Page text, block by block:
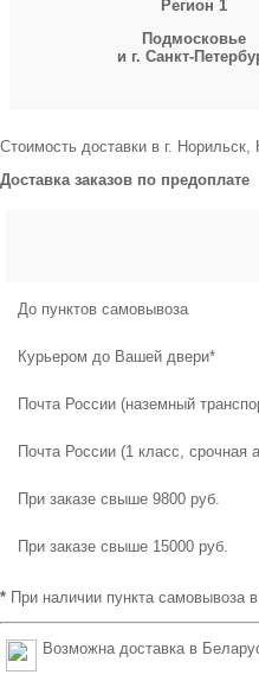
Регион 1
Подмосковье
и г. Санкт-
Стоимость доставки в г.
Доставка заказов по предоплате
До пунктов самовывоза
Курьером до Вашей двери*
Почта России (наземный
Почта России (1 класс, срочная
При заказе свыше 9800 руб.
При заказе свыше 15000 руб.
* При наличии пункта самовывоза
Возможна доставка в